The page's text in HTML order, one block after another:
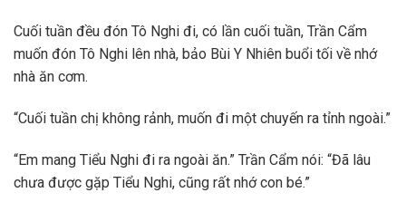
Cuối tuần đều đón Tô Nghi đi, có lần cuối tuần, Trần Cẩm
muốn đón Tô Nghi lên nhà, bảo Bùi Y Nhiên buổi tối về nhớ
nhà ăn cơm.
“Cuối tuần chị không rảnh, muốn đi một chuyến ra tỉnh ngoài.”
“Em mang Tiểu Nghi đi ra ngoài ăn.” Trần Cẩm nói: “Đã lâu
chưa được gặp Tiểu Nghi, cũng rất nhớ con bé.”